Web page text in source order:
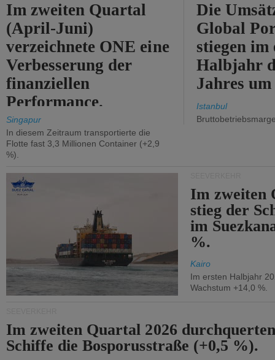
Im zweiten Quartal
(April-Juni)
verzeichnete ONE eine
Verbesserung der
finanziellen
Performance.
Singapur
In diesem Zeitraum transportierte die
Flotte fast 3,3 Millionen Container (+2,9
%).
Die
Global
stiegen im
Halbjahr
Jahres
Istanbul
Im zweiten
stieg der
im
%.
Kairo
Im ersten Halbjahr
Wachstum +14,0 %.
Im zweiten Quartal 2026
Schiffe die Bosporusstraße (+0,5 %).